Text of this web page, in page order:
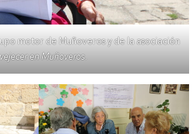
motor de Muñoveros y de la asociación
en Muñoveros.